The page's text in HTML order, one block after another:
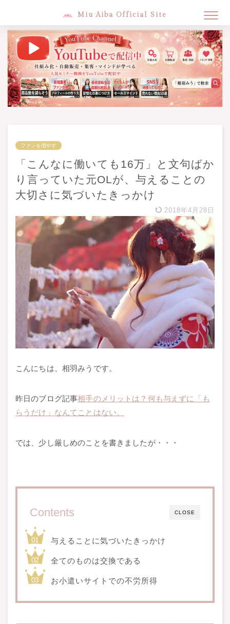
Miu Aiba Official Site
ファンを増やす
「こんなに働いても16万」と文句ばか
り言っていた元OLが、与えることの
大切さに気づいたきっかけ
2018年4月28日
こんにちは、相羽みうです。
昨日のブログ記事相手のメリットは？何も与えずに「も
らうだけ」なんてことはない。
では、少し厳しめのことを書きましたが・・・
CLOSE
Contents
与えることに気づいたきっかけ
全てのものは交換である
お小遣いサイトでの不労所得